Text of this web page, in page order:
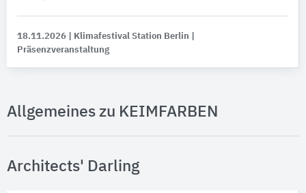
18.11.2026 | Klimafestival Station Berlin
Präsenzveranstaltung
Allgemeines zu KEIMFARBEN
Architects' Darling